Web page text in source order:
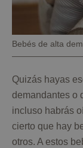
Pie
de
Bebés de alta
Quizás hayas
demandantes o
incluso habrás
cierto que hay
otros. A estos